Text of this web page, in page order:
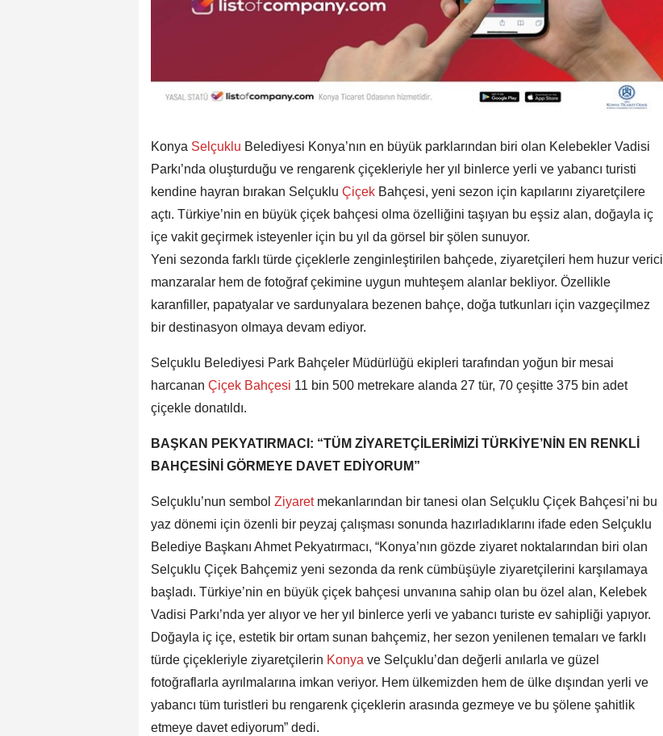
Konya Selçuklu Belediyesi Konya’nın en büyük parklarından biri olan Kelebekler Vadisi
Parkı’nda oluşturduğu ve rengarenk çiçekleriyle her yıl binlerce yerli ve yabancı turisti
kendine hayran bırakan Selçuklu Çiçek Bahçesi, yeni sezon için kapılarını ziyaretçilere
açtı. Türkiye’nin en büyük çiçek bahçesi olma özelliğini taşıyan bu eşsiz alan, doğayla iç
içe vakit geçirmek isteyenler için bu yıl da görsel bir şölen sunuyor.
Yeni sezonda farklı türde çiçeklerle zenginleştirilen bahçede, ziyaretçileri hem huzur verici
manzaralar hem de fotoğraf çekimine uygun muhteşem alanlar bekliyor. Özellikle
karanfiller, papatyalar ve sardunyalara bezenen bahçe, doğa tutkunları için vazgeçilmez
bir destinasyon olmaya devam ediyor.
Selçuklu Belediyesi Park Bahçeler Müdürlüğü ekipleri tarafından yoğun bir mesai
harcanan Çiçek Bahçesi 11 bin 500 metrekare alanda 27 tür, 70 çeşitte 375 bin adet
çiçekle donatıldı.
BAŞKAN PEKYATIRMACI: “TÜM ZİYARETÇİLERİMİZİ TÜRKİYE’NİN EN RENKLİ
BAHÇESİNİ GÖRMEYE DAVET EDİYORUM”
Selçuklu’nun sembol Ziyaret mekanlarından bir tanesi olan Selçuklu Çiçek Bahçesi’ni bu
yaz dönemi için özenli bir peyzaj çalışması sonunda hazırladıklarını ifade eden Selçuklu
Belediye Başkanı Ahmet Pekyatırmacı, “Konya’nın gözde ziyaret noktalarından biri olan
Selçuklu Çiçek Bahçemiz yeni sezonda da renk cümbüşüyle ziyaretçilerini karşılamaya
başladı. Türkiye’nin en büyük çiçek bahçesi unvanına sahip olan bu özel alan, Kelebek
Vadisi Parkı’nda yer alıyor ve her yıl binlerce yerli ve yabancı turiste ev sahipliği yapıyor.
Doğayla iç içe, estetik bir ortam sunan bahçemiz, her sezon yenilenen temaları ve farklı
türde çiçekleriyle ziyaretçilerin Konya ve Selçuklu’dan değerli anılarla ve güzel
fotoğraflarla ayrılmalarına imkan veriyor. Hem ülkemizden hem de ülke dışından yerli ve
yabancı tüm turistleri bu rengarenk çiçeklerin arasında gezmeye ve bu şölene şahitlik
etmeye davet ediyorum” dedi.